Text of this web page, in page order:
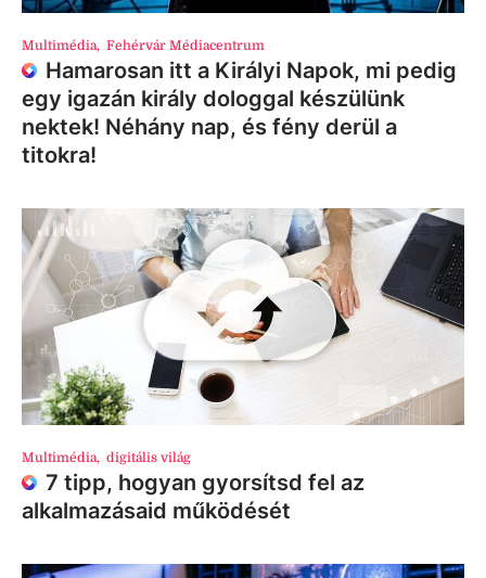
Multimédia, Fehérvár Médiacentrum
Hamarosan itt a Királyi Napok, mi pedig
egy igazán király dologgal készülünk
nektek! Néhány nap, és fény derül a
titokra!
Multimédia, digitális világ
7 tipp, hogyan gyorsítsd fel az
alkalmazásaid működését